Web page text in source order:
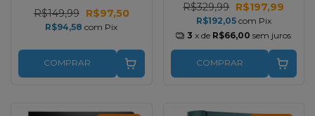
R$149,99 R$97,50
R$94,58com Pix
COMPRAR
R$329,99 R$197,99
R$192,05 com Pix
3 x de R$66,00 sem juros
COMPRAR